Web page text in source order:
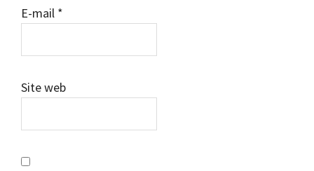
E-mail *
Site web